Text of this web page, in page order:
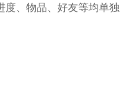
度、物品、好友等均单独